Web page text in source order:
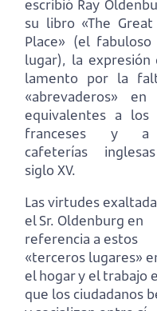
escribió Ray
su libro «The Great
Place» (el fabuloso
lugar), la expresión
lamento por la
«abrevaderos» en
equivalentes a los
franceses y
cafeterías
siglo XV.
Las virtudes
el Sr. Oldenburg en
referencia a estos
«terceros lugares»
el hogar y el trabajo
que los ciudadanos